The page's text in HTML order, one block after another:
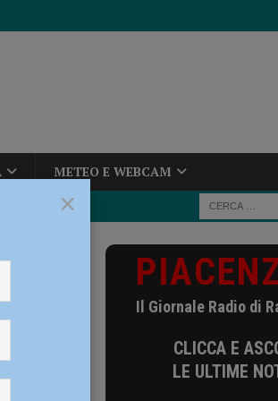
METEO E WEBCAM
Il Giornale Radio di
CLICCA E
LE ULTIME
×